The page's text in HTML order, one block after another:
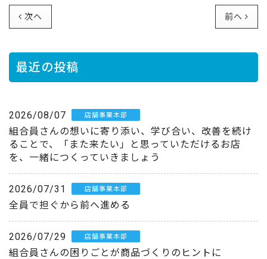
次へ 前へ
最近の投稿
2026/08/07 店舗事業本部
組合員さんの想いに寄り添い、学び合い、改善を続け
ることで、「また来たい」と思っていただけるお店
を、一緒につくっていきましょう
2026/07/31 店舗事業本部
全員で担ぐから前へ進める
2026/07/29 店舗事業本部
組合員さんの困りごとが商品づくりのヒントに